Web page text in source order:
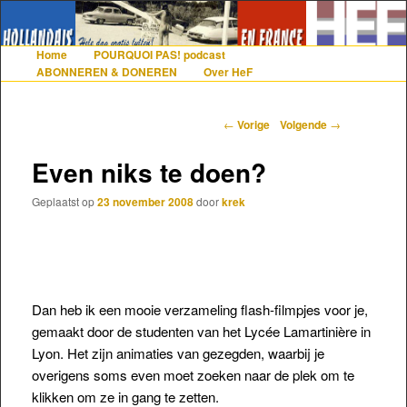
De gezelligste website voor Nederlanders die iets met Frankrijk hebben
HoofdmenuSpring naar de primaire inhoud
Spring naar de secundaire inhoud
Home
POURQUOI PAS! podcast
ABONNEREN & DONEREN
Over HeF
Berichtnavigatie
← Vorige Volgende →
Even niks te doen?
Geplaatst op23 november 2008doorkrek
Dan heb ik een mooie verzameling flash-filmpjes voor je,
gemaakt door de studenten van het Lycée Lamartinière in
Lyon. Het zijn animaties van gezegden, waarbij je
overigens soms even moet zoeken naarde plek om te
klikken om ze in gang te zetten.